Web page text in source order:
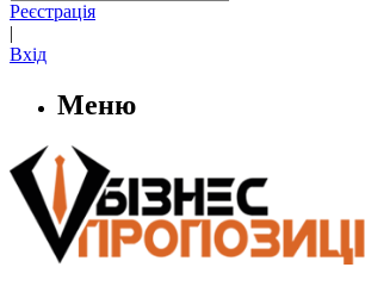
Реєстрація
|
Вхід
Меню